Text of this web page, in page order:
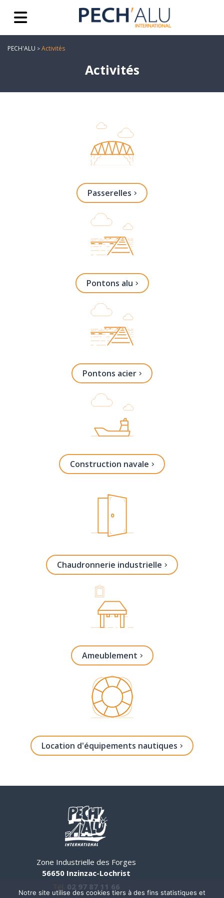
PECH'ALU > Activités
Activités
Passerelles
Pontons alu
Pontons acier
Construction navale
Chaudronnerie industrielle
Ameublement
Location d'équipements nautiques
Zone Industrielle des Forges
56650 Inzinzac-Lochrist
Tél. 02 97 87 11 66
Notre site utilise des cookies tiers à des fins statistiques et